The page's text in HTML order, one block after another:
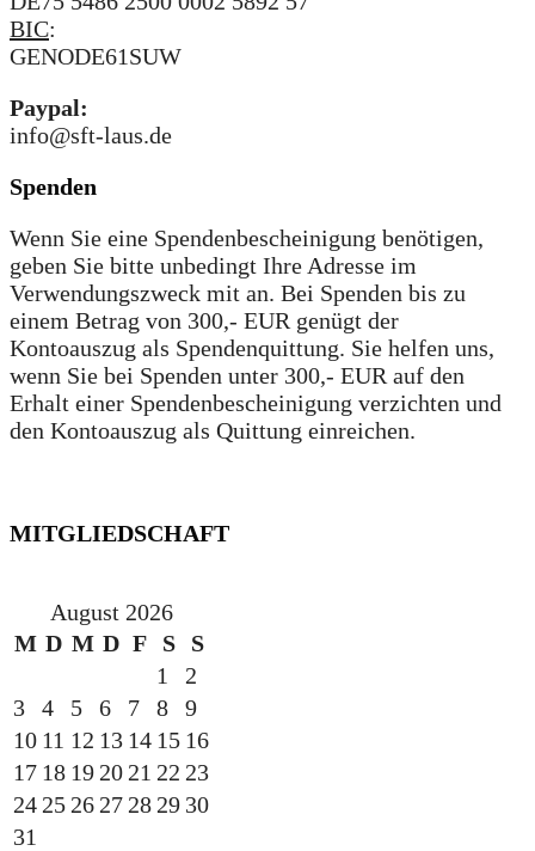
BIC:
GENODE61SUW
Paypal:
info@sft-laus.de
Spenden
Wenn Sie eine Spendenbescheinigung benötigen,
geben Sie bitte unbedingt Ihre Adresse im
Verwendungszweck mit an. Bei Spenden bis zu
einem Betrag von 300,- EUR genügt der
Kontoauszug als Spendenquittung. Sie helfen uns,
wenn Sie bei Spenden unter 300,- EUR auf den
Erhalt einer Spendenbescheinigung verzichten und
den Kontoauszug als Quittung einreichen.
MITGLIEDSCHAFT
August 2026
M D M D F S
S
1
2
3
4 5 6 7 8
9
10 11 12 13 14 15 16
17 18 19 20 21 22 23
24 25 26 27 28 29 30
31